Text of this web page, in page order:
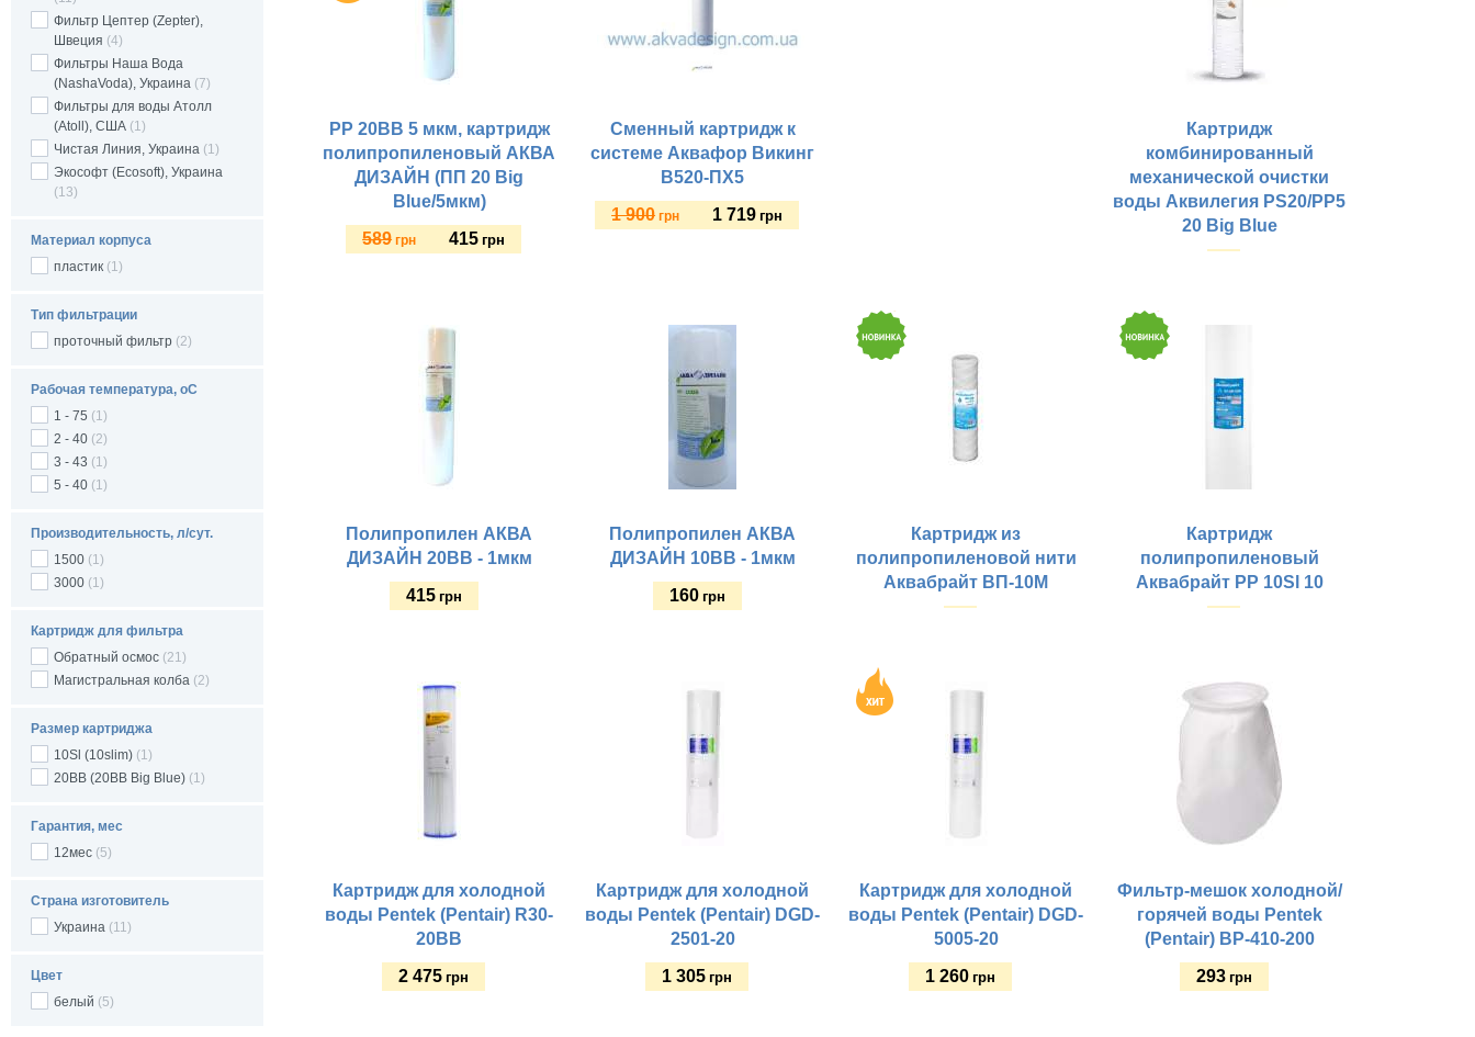
Фильтр Цептер (Zepter),
Швеция (4)
Фильтры Наша Вода
(NashaVoda), Украина (7)
Фильтры для воды Атолл
(Atoll), США (1)
Чистая Линия, Украина (1)
Экософт (Ecosoft), Украина
(13)
Материал корпуса
пластик (1)
Тип фильтрации
проточный фильтр (2)
Рабочая температура, оС
1 - 75 (1)
2 - 40 (2)
3 - 43 (1)
5 - 40 (1)
Производительность, л/сут.
1500 (1)
3000 (1)
Картридж для фильтра
Обратный осмос (21)
Магистральная колба (2)
Размер картриджа
10Sl (10slim) (1)
20ВВ (20BB Big Blue) (1)
Гарантия, мес
12мес (5)
Страна изготовитель
Украина (11)
Цвет
белый (5)
PP 20ВВ 5 мкм, картридж
полипропиленовый АКВА
ДИЗАЙН (ПП 20 Вig
Вlue/5мкм)
589 грн 415 грн
Тип фильтрации:
Рабочая температура, оС:
Картридж для фильтра:
Сменный картридж к
системе Аквафор Викинг
В520-ПХ5
1 900 грн 1 719 грн
Картридж
комбинированный
механической очистки
воды Аквилегия PS20/PP5
20 Big Blue
Полипропилен АКВА
ДИЗАЙН 20ВВ - 1мкм
415 грн
Полипропилен АКВА
ДИЗАЙН 10ВВ - 1мкм
160 грн
Картридж из
полипропиленовой нити
Аквабрайт ВП-10М
Картридж
полипропиленовый
Аквабрайт PP 10Sl 10
Картридж для холодной
воды Pentek (Pentair) R30-
20BB
2 475 грн
Картридж для холодной
воды Pentek (Pentair) DGD-
2501-20
1 305 грн
Картридж для холодной
воды Pentek (Pentair) DGD-
5005-20
1 260 грн
Фильтр-мешок холодной/
горячей воды Pentek
(Pentair) BP-410-200
293 грн